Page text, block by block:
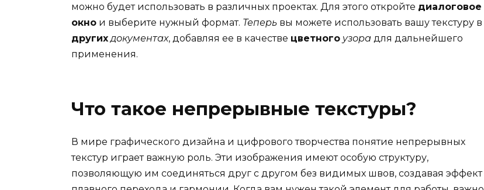
можно будет использовать в различных проектах. Для этого откройте диалоговое
окно и выберите нужный формат. Теперь вы можете использовать вашу текстуру в
других документах, добавляя ее в качестве цветного узора для дальнейшего
применения.
Что такое непрерывные текстуры?
В мире графического дизайна и цифрового творчества понятие непрерывных
текстур играет важную роль. Эти изображения имеют особую структуру,
позволяющую им соединяться друг с другом без видимых швов, создавая эффект